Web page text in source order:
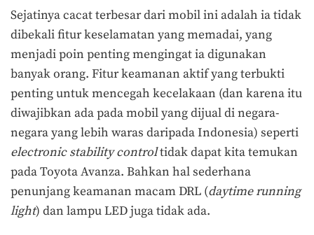
Sejatinya cacat terbesar dari mobil ini adalah ia tidak
dibekali fitur keselamatan yang memadai, yang
menjadi poin penting mengingat ia digunakan
banyak orang. Fitur keamanan aktif yang terbukti
penting untuk mencegah kecelakaan (dan karena itu
diwajibkan ada pada mobil yang dijual di negara-
negara yang lebih waras daripada Indonesia) seperti
electronic stability controltidak dapat kita temukan
pada Toyota Avanza. Bahkan hal sederhana
penunjang keamanan macam DRL (daytime running
light) dan lampu LED juga tidak ada.